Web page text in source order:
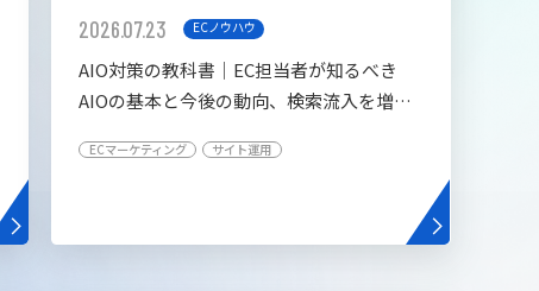
2026.07.23 ECノウハウ
AIO対策の教科書│EC担当者が知るべき
AIOの基本と今後の動向、検索流入を増や
ECマーケティング サイト運用